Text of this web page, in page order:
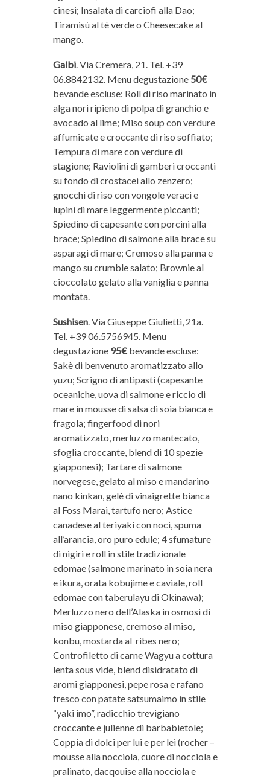
cinesi; Insalata di carciofi alla Dao;
Tiramisù al tè verde o Cheesecake al
mango.
Galbi. Via Cremera, 21. Tel. +39
06.8842132. Menu degustazione 50€
bevande escluse: Roll di riso marinato in
alga nori ripieno di polpa di granchio e
avocado al lime; Miso soup con verdure
affumicate e croccante di riso soffiato;
Tempura di mare con verdure di
stagione; Raviolini di gamberi croccanti
su fondo di crostacei allo zenzero;
gnocchi di riso con vongole veraci e
lupini di mare leggermente piccanti;
Spiedino di capesante con porcini alla
brace; Spiedino di salmone alla brace su
asparagi di mare; Cremoso alla panna e
mango su crumble salato; Brownie al
cioccolato gelato alla vaniglia e panna
montata.
Sushisen. Via Giuseppe Giulietti, 21a.
Tel. +39 06.5756945. Menu
degustazione 95€bevande escluse:
Sakè di benvenuto aromatizzato allo
yuzu; Scrigno di antipasti (capesante
oceaniche, uova di salmone e riccio di
mare in mousse di salsa di soia bianca e
fragola; fingerfood di nori
aromatizzato, merluzzo mantecato,
sfoglia croccante, blend di 10 spezie
giapponesi); Tartare di salmone
norvegese, gelato al miso e mandarino
nano kinkan, gelè di vinaigrette bianca
al Foss Marai, tartufo nero; Astice
canadese al teriyaki con noci, spuma
all’arancia, oro puro edule; 4 sfumature
di nigiri e roll in stile tradizionale
edomae (salmone marinato in soia nera
e ikura, orata kobujime e caviale, roll
edomae con taberulayu di Okinawa);
Merluzzo nero dell’Alaska in osmosi di
miso giapponese, cremoso al miso,
konbu, mostarda al ribes nero;
Controfiletto di carne Wagyu a cottura
lenta sous vide, blend disidratato di
aromi giapponesi, pepe rosa e rafano
fresco con patate satsumaimo in stile
“yaki imo”, radicchio trevigiano
croccante e julienne di barbabietole;
Coppia di dolci per lui e per lei (rocher –
mousse alla nocciola, cuore di nocciola e
pralinato, dacqouise alla nocciola e